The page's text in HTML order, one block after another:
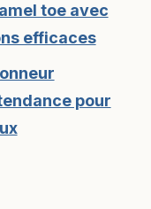
toe avec
efficaces
pour